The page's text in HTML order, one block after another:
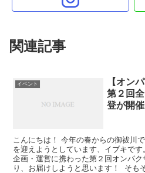
関連記事
イベント
【オン
第２回
登が開
こんにちは！ 今年の春からの御祓川
を迎えようとしています、イブキで
企画・運営に携わった第２回オンパ
り、お届けしようと思います！ そも